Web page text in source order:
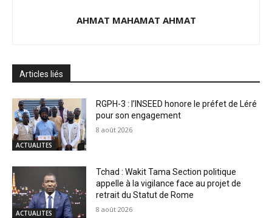
AHMAT MAHAMAT AHMAT
Articles liés
ACTUALITES
RGPH-3 : l’INSEED honore le préfet de Léré
pour son engagement
8 août 2026
ACTUALITES
Tchad : Wakit Tama Section politique
appelle à la vigilance face au projet de
retrait du Statut de Rome
8 août 2026